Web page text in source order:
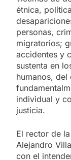
étnica,
personas,
migratorios;
accidentes y
sustenta en
humanos, del
individual y
justicia.
El rector de
Alejandro
con el